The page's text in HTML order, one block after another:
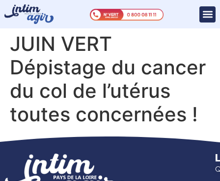
JUIN VERT
Dépistage du cancer
du col de l’utérus
toutes concernées !